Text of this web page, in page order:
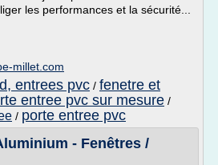
les performances et la sécurité...
millet.com
entrees pvc / fenetre et
entree pvc sur mesure /
/ porte entree pvc
- Fenêtres /